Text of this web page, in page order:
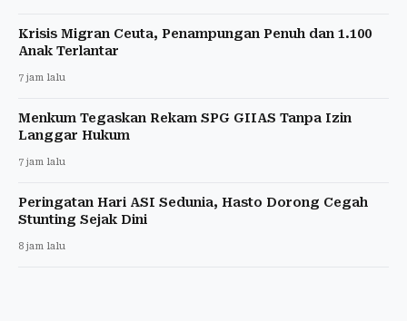
Krisis Migran Ceuta, Penampungan Penuh dan 1.100
Anak Terlantar
7 jam lalu
Menkum Tegaskan Rekam SPG GIIAS Tanpa Izin
Langgar Hukum
7 jam lalu
Peringatan Hari ASI Sedunia, Hasto Dorong Cegah
Stunting Sejak Dini
8 jam lalu